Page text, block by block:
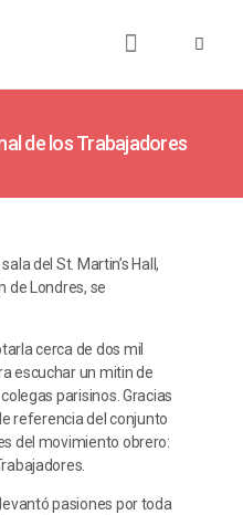
de los Trabajadores
del St. Martin’s Hall,
de Londres, se
cerca de dos mil
escuchar un mitin de
parisinos. Gracias
referencia del conjunto
del movimiento obrero:
pasiones por toda